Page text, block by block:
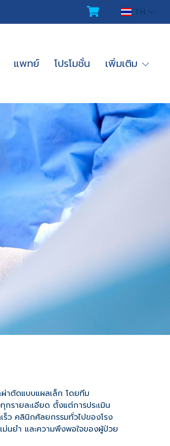
TH
แพทย์ โปรโมชั่น เพิ่มเติม
ผ่าตัดแบบแผลเล็ก โดยทีม
รายละเอียด ตั้งแต่การประเมิน
ว คลินิกศัลยกรรมทั่วไปของโรง
นยำ และความพึงพอใจของผู้ป่วย